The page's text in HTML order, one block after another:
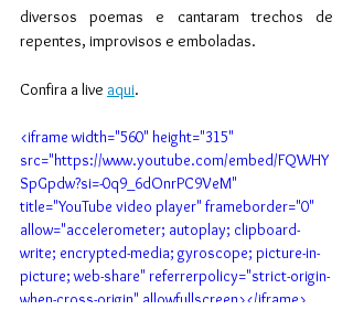
diversos poemas e cantaram trechos de
repentes, improvisos e emboladas.
Confira a live aqui.
<iframe width="560" height="315"
src="https://www.youtube.com/embed/FQWHY
SpGpdw?si=-0q9_6dOnrPC9VeM"
title="YouTube video player" frameborder="0"
allow="accelerometer; autoplay; clipboard-
write; encrypted-media; gyroscope; picture-in-
picture; web-share" referrerpolicy="strict-origin-
when-cross-origin" allowfullscreen></iframe>